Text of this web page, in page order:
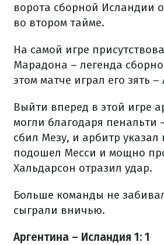
ворота сборной Исландии
во втором тайме.
На самой игре
Марадона – легенда
этом матче играл его зять –
Выйти вперед в этой игре
могли благодаря пенальти
сбил Мезу, и арбитр указал
подошел Месси и мощно
Хальдарсон отразил удар.
Больше команды не
сыграли вничью.
Аргентина – Исландия 1: 1